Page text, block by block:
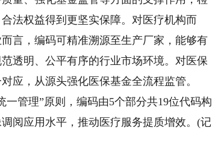
法权益得到更坚实保障。对医疗机构而
言，编码可精准溯源至生产厂家，能够有
透明、公平有序的行业市场环境。对医保
应，从源头强化医保基金全流程监管。
管理”原则，编码由5个部分共19位代码构
阅应用水平，推动医疗服务提质增效。(记